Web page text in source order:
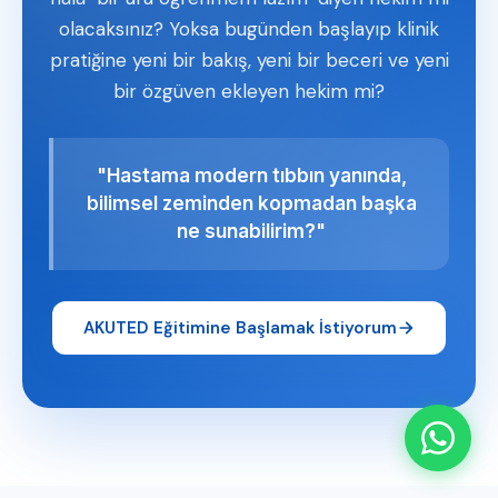
olacaksınız? Yoksa bugünden başlayıp klinik
pratiğine yeni bir bakış, yeni bir beceri ve yeni
bir özgüven ekleyen hekim mi?
"Hastama modern tıbbın yanında,
bilimsel zeminden kopmadan başka
ne sunabilirim?"
AKUTED Eğitimine Başlamak İstiyorum